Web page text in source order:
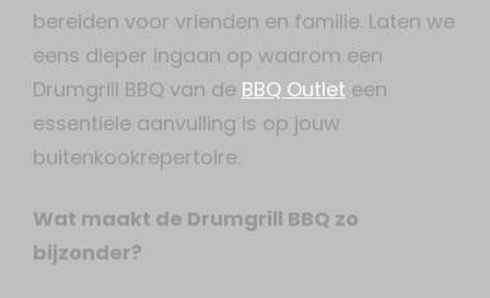
bereiden voor vrienden en familie. Laten we
eens dieper ingaan op waarom een
Drumgrill BBQ van de BBQ Outlet een
essentiële aanvulling is op jouw
buitenkookrepertoire.
Wat maakt de Drumgrill BBQ zo
bijzonder?